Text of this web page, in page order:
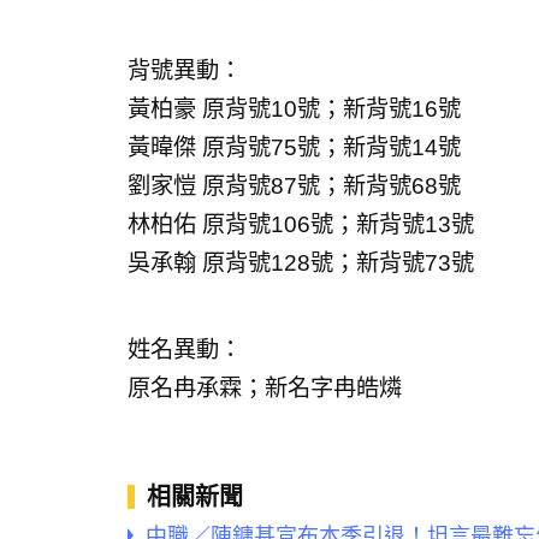
背號異動：
黃柏豪 原背號10號；新背號16號
黃暐傑 原背號75號；新背號14號
劉家愷 原背號87號；新背號68號
林柏佑 原背號106號；新背號13號
吳承翰 原背號128號；新背號73號
姓名異動：
原名冉承霖；新名字冉皓燐
相關新聞